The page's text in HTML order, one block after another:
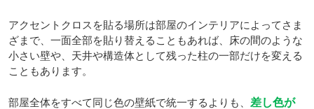
アクセントクロスを貼る場所は部屋のインテリアによってさま
ざまで、一面全部を貼り替えることもあれば、床の間のような
小さい壁や、天井や構造体として残った柱の一部だけを変える
こともあります。
部屋全体をすべて同じ色の壁紙で統一するよりも、 差し色が